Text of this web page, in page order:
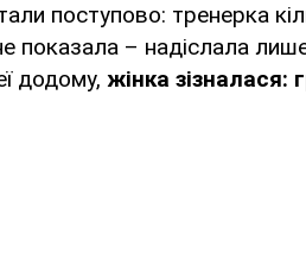
поступово: тренерка
показала – надіслала
додому, жінка зізналася: